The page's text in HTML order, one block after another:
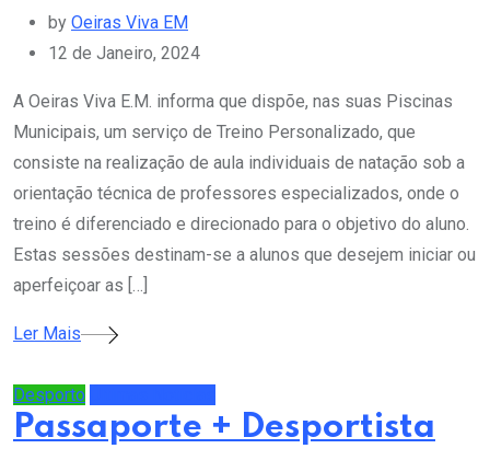
by Oeiras Viva EM
12 de Janeiro, 2024
A Oeiras Viva E.M. informa que dispõe, nas suas Piscinas
Municipais, um serviço de Treino Personalizado, que
consiste na realização de aula individuais de natação sob a
orientação técnica de professores especializados, onde o
treino é diferenciado e direcionado para o objetivo do aluno.
Estas sessões destinam-se a alunos que desejem iniciar ou
aperfeiçoar as […]
Ler Mais
Desporto
Passaporte + Desportista